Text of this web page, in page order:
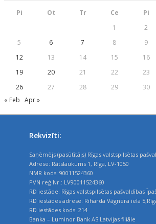
Pi Ot Tr Ce Pi
1
2
5
6 7 8 9
12
13 14 15 16
19
20 21 22 23
26
27 28 29 30
« Feb Apr »
Rekvizīti:
Saņēmējs (pasūtītājs) Rīgas valstspilsētas
Adrese: Rātslaukums 1, Rīga, LV-1050
NMR kods: 90011524360
PVN reģ.Nr.: LV90011524360
RD iestāde: Rīgas valstspilsētas pašvaldības
RD iestādes adrese: Riharda Vāgnera iela
RD iestādes kods: 214
Banka – Luminor Bank AS Latvijas filiāle